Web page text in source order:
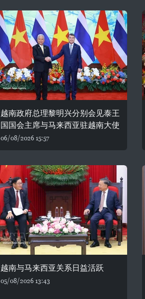
越南政府总理黎明兴分别会见泰王
国国会主席与马来西亚驻越南大使
06/08/2026 15:57
越南与马来西亚关系日益活跃
05/08/2026 13:43